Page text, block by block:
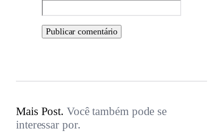
Mais Post. Você também pode se
interessar por.